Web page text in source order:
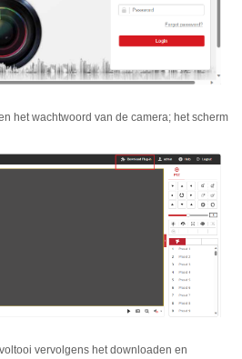
het wachtwoord van de camera; het scherm
vervolgens het downloaden en